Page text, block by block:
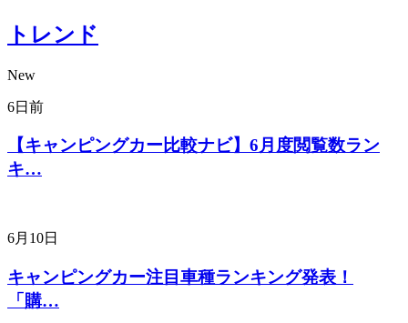
トレンド
New
6日前
【キャンピングカー比較ナビ】6月度閲覧数ラン
キ…
6月10日
キャンピングカー注目車種ランキング発表！
「購…